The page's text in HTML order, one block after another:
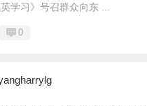
学习》号召群众向东 ...
0